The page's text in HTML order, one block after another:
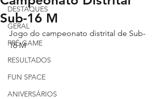
DESTAQUES
GERAL
PRÉ-GAME
RESULTADOS
FUN SPACE
ANIVERSÁRIOS
Sub-16 M
Jogo do campeonato distrital de Sub-
16 M